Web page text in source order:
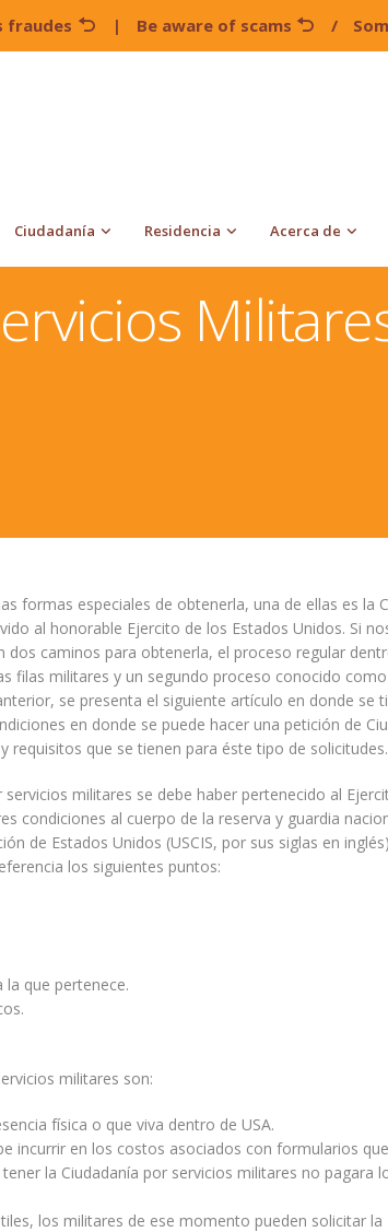
fraudes | Be aware of scams /
Ciudadanía Residencia Acerca de
Ciudadanía Por Servicios Militares,
formas especiales de obtenerla, una de ellas es la
al honorable Ejercito de los Estados Unidos. Si
caminos para obtenerla, el proceso regular
filas militares y un segundo proceso conocido
se presenta el siguiente artículo en donde se
en donde se puede hacer una petición de
que se tienen para éste tipo de solicitudes.
militares se debe haber pertenecido al
condiciones al cuerpo de la reserva y guardia
de Estados Unidos (USCIS, por sus siglas en
los siguientes puntos:
que pertenece.
militares son:
física o que viva dentro de USA.
incurrir en los costos asociados con formularios
la Ciudadanía por servicios militares no pagara
los militares de ese momento pueden solicitar la